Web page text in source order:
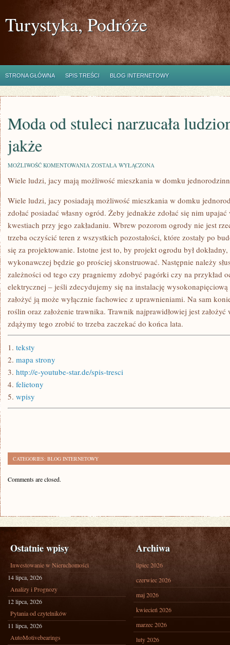
Turystyka, Podróże
STRONA GŁÓWNA SPIS TREŚCI BLOG INTERNETOWY
Moda od stuleci narzucała
jakże
MOŻLIWOŚĆ KOMENTOWANIA MODA
STULECI
CO,
GDZIE
I
JAKŻE
ZOSTAŁA WYŁĄCZONA
Wiele ludzi, jacy mają możliwość mieszkania w domku
Wiele ludzi, jacy posiadają możliwość mieszkania w domku
zdołać posiadać własny ogród. Żeby jednakże zdołać się nim
kwestiach przy jego zakładaniu. Wbrew pozorom ogrody nie jest
trzeba oczyścić teren z wszystkich pozostałości, które zostały po
się za projektowanie. Istotne jest to, by projekt ogrodu był
wykonawczej będzie go prościej skonstruować. Następnie należy
zależności od tego czy pragniemy zdobyć pagórki czy na przykład
elektrycznej – jeśli zdecydujemy się na instalację
założyć ją może wyłącznie fachowiec z uprawnieniami. Na sam
roślin oraz założenie trawnika. Trawnik najprawidłowiej jest
zdążymy tego zrobić to trzeba zaczekać do końca lata.
1. teksty
2. mapa strony
3. http://e-youtube-star.de/spis-tresci
4. felietony
5. wpisy
CATEGORIES: BLOG INTERNETOWY
Comments are closed.
Ostatnie wpisy
Inwestowanie w Nieruchomości
14 lipca, 2026
Analizy i Prognozy
12 lipca, 2026
Pytania od czytelników
11 lipca, 2026
AutoMotivebearings
Archiwa
lipiec 2026
czerwiec 2026
maj 2026
kwiecień 2026
marzec 2026
luty 2026